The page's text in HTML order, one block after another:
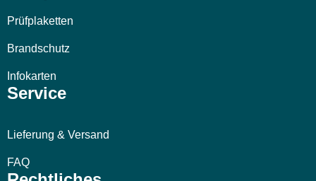
Prüfplaketten
Brandschutz
Infokarten
Service
Lieferung & Versand
FAQ